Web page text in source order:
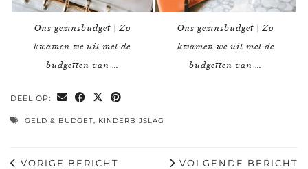
Ons gezinsbudget | Zo
kwamen we uit met de
budgetten van …
Ons gezinsbudget | Zo
kwamen we uit met de
budgetten van …
DEEL OP:
GELD & BUDGET, KINDERBIJSLAG
VORIGE BERICHT VOLGENDE BERICHT